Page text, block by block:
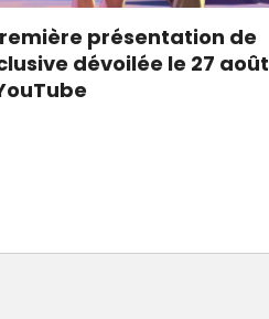
présentation de
dévoilée le 27 août